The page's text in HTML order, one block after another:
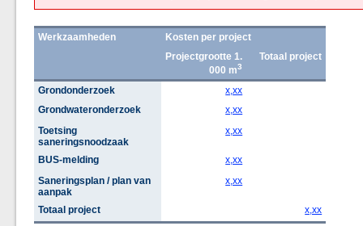
Werkzaamheden
Kosten per project
Projectgrootte 1.
000 m3
Totaal project
Grondonderzoek
x,xx
Grondwateronderzoek
x,xx
Toetsing
saneringsnoodzaak
x,xx
BUS-melding
x,xx
Saneringsplan / plan van
aanpak
x,xx
Totaal project x,xx